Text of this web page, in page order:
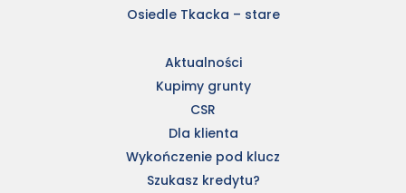
Osiedle Tkacka – stare
Aktualności
Kupimy grunty
CSR
Dla klienta
Wykończenie pod klucz
Szukasz kredytu?